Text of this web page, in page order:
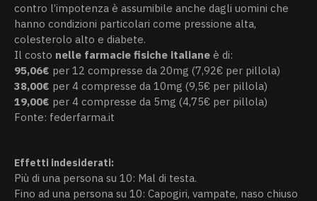
contro l’impotenza è assumibile anche dagli uomini che
hanno condizioni particolari come pressione alta,
colesterolo alto e diabete.
Il costo nelle farmacie fisiche italiane è di:
95,06€ per 12 compresse da 20mg (7,92€ per pillola)
38,00€ per 4 compresse da 10mg (9,5€ per pillola)
19,00€ per 4 compresse da 5mg (4,75€ per pillola)
Fonte: federfarma.it
Effetti indesiderati:
Più di una persona su 10: Mal di testa.
Fino ad una persona su 10: Capogiri, vampate, naso chiuso